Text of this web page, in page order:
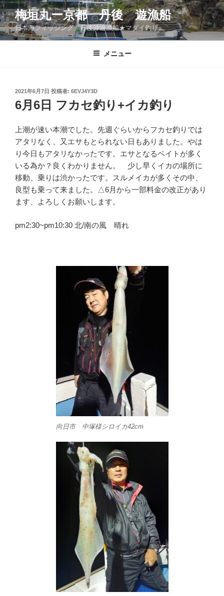
コ
ン
テ
ン
梅垣丸ー京都 丹後 遊漁船
日本海フィッシング 丹後沖遊漁船★マダイ釣り
メニュー
投
稿
日:
2021年6月7日 投稿者: 6EVJ4Y3D
6月6日 フカセ釣り+イカ釣り
上潮が速い本潮でした。先週ぐらいからフカセ釣りでは
アタリなく、又エサもとられない日もありました。やは
り今日もアタリなかったです。エサとなるベイトが多く
いる為か？良くわかりません。 少し早くイカの場所に
移動、乗りは渋かったです。スルメイカが多くその中、
良型も乗って来ました。△6月から一部料金の改正があり
ます、よろしくお願いします。
pm2:30~pm10:30 北/南の風 晴れ
向日市 中塚様シロイカ42cm